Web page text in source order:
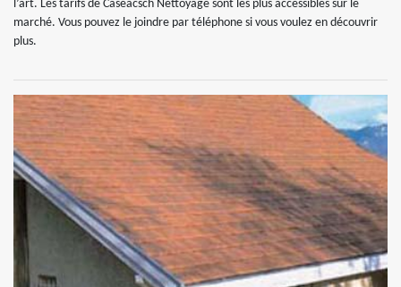
l’art. Les tarifs de Caseacsch Nettoyage sont les plus accessibles sur le
marché. Vous pouvez le joindre par téléphone si vous voulez en découvrir
plus.